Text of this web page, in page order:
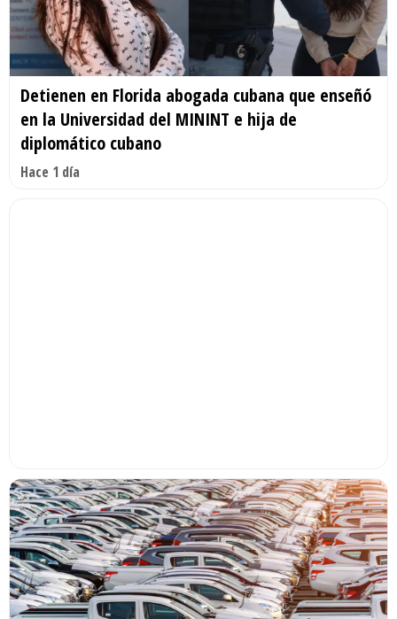
Detienen en Florida abogada cubana que enseñó
en la Universidad del MININT e hija de
diplomático cubano
Hace 1 día